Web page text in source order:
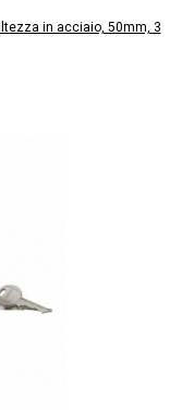
in acciaio, 50mm, 3